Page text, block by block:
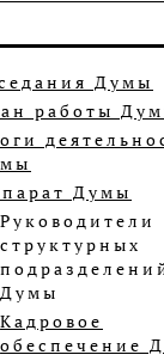
Думы
работы
Думы
Руководители
структурных
Думы
Кадровое
обеспечение